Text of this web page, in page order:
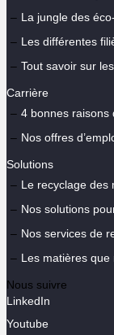
La jungle des
Les différentes
Tout savoir sur
Carrière
4 bonnes raisons
Nos offres
Solutions
Le recyclage des
Nos solutions
Nos services de
Les matières que
Nous suivre
LinkedIn
Youtube